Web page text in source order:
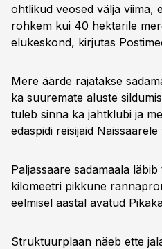
ohtlikud veosed välja viima,
rohkem kui 40 hektarile
elukeskond, kirjutas
Mere äärde rajatakse
ka suuremate aluste
tuleb sinna ka jahtklubi ja
edaspidi reisijaid Naissaarele
Paljassaare sadamaala
kilomeetri pikkune
eelmisel aastal avatud
Struktuurplaan näeb ette